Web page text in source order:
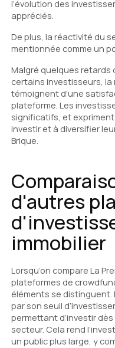
l’évolution des
appréciés.
De plus, la réactivité du
mentionnée comme un
Malgré quelques retards
certains investisseurs,
témoignent d'une
plateforme. Les
significatifs, et
investir et à diversifier
Brique.
d'autres
immobilier
Lorsqu’on compare La
plateformes de
éléments se distinguent.
par son seuil
permettant d’investir
secteur. Cela rend
un public plus large, y